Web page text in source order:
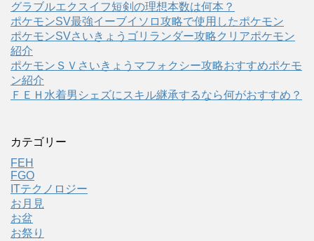
グラブルエクスイフ短剣の理想本数は何本？
ポケモンSV最強イーブイソロ攻略で使用したポケモン
ポケモンSVさいきょうゴリランダー攻略クリアポケモン
紹介
ポケモンＳＶさいきょうマフォクシー攻略おすすめポケモ
ン紹介
ＦＥＨ水着男シェズにスキル継承するなら何がおすすめ？
カテゴリー
FEH
FGO
ITテクノロジー
お月見
お盆
お祭り